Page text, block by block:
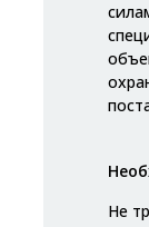
Не